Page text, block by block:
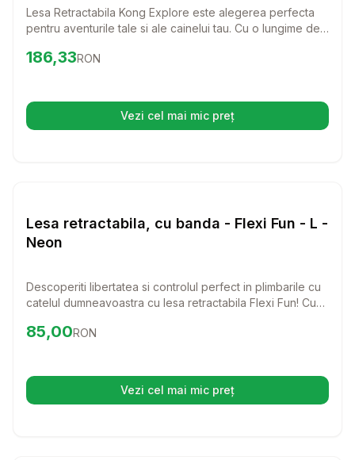
Lesa Retractabila Kong Explore este alegerea perfecta
pentru aventurile tale si ale cainelui tau. Cu o lungime de
aceasta lesa ofera libertate de miscare si control in
Preț: 186.33
186,33RON
Vezi cel mai mic preț(se deschide într-o filă nouă)
Lese si Zgarzi
Lesa retractabila, cu banda - Flexi Fun - L -
Neon
Descoperiti libertatea si controlul perfect in plimbarile cu
catelul dumneavoastra cu lesa retractabila Flexi Fun! Cu
este ideala pentru cainii de pana la 50 kg, oferindu-le
Preț:85.00
85,00RON
Vezi cel mai mic preț(se deschide într-o filă nouă)